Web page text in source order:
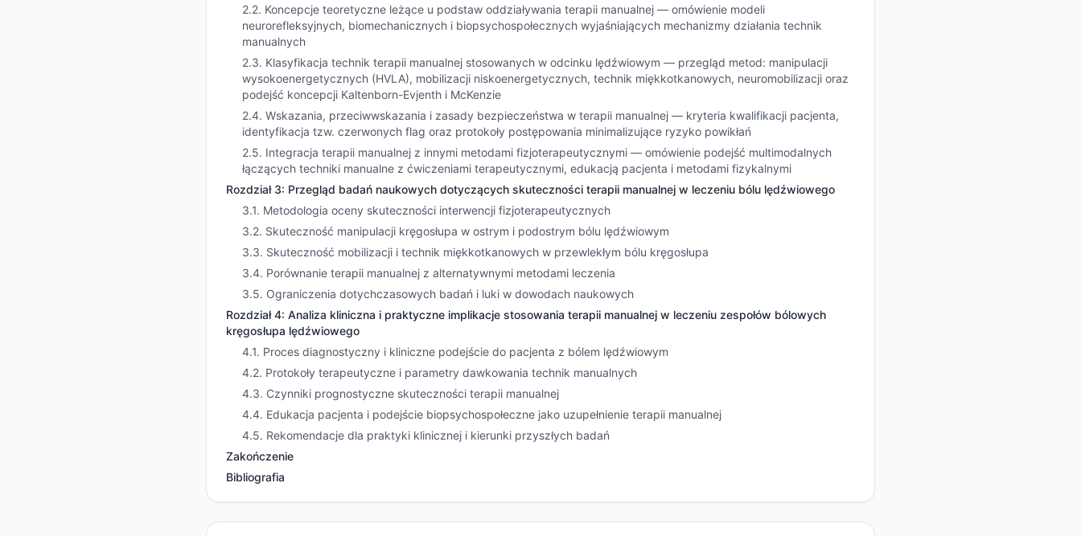
2.2. Koncepcje teoretyczne leżące u podstaw oddziaływania terapii manualnej — omówienie modeli
neurorefleksyjnych, biomechanicznych i biopsychospołecznych wyjaśniających mechanizmy działania technik
manualnych
2.3. Klasyfikacja technik terapii manualnej stosowanych w odcinku lędźwiowym — przegląd metod: manipulacji
wysokoenergetycznych (HVLA), mobilizacji niskoenergetycznych, technik miękkotkanowych, neuromobilizacji oraz
podejść koncepcji Kaltenborn-Evjenth i McKenzie
2.4. Wskazania, przeciwwskazania i zasady bezpieczeństwa w terapii manualnej — kryteria kwalifikacji pacjenta,
identyfikacja tzw. czerwonych flag oraz protokoły postępowania minimalizujące ryzyko powikłań
2.5. Integracja terapii manualnej z innymi metodami fizjoterapeutycznymi — omówienie podejść multimodalnych
łączących techniki manualne z ćwiczeniami terapeutycznymi, edukacją pacjenta i metodami fizykalnymi
Rozdział 3: Przegląd badań naukowych dotyczących skuteczności terapii manualnej w leczeniu bólu lędźwiowego
3.1. Metodologia oceny skuteczności interwencji fizjoterapeutycznych
3.2. Skuteczność manipulacji kręgosłupa w ostrym i podostrym bólu lędźwiowym
3.3. Skuteczność mobilizacji i technik miękkotkanowych w przewlekłym bólu kręgosłupa
3.4. Porównanie terapii manualnej z alternatywnymi metodami leczenia
3.5. Ograniczenia dotychczasowych badań i luki w dowodach naukowych
Rozdział 4: Analiza kliniczna i praktyczne implikacje stosowania terapii manualnej w leczeniu zespołów bólowych
kręgosłupa lędźwiowego
4.1. Proces diagnostyczny i kliniczne podejście do pacjenta z bólem lędźwiowym
4.2. Protokoły terapeutyczne i parametry dawkowania technik manualnych
4.3. Czynniki prognostyczne skuteczności terapii manualnej
4.4. Edukacja pacjenta i podejście biopsychospołeczne jako uzupełnienie terapii manualnej
4.5. Rekomendacje dla praktyki klinicznej i kierunki przyszłych badań
Zakończenie
Bibliografia